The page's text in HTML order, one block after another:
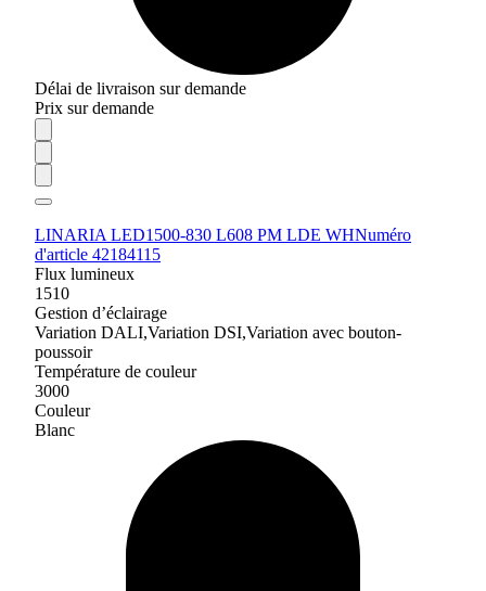
Délai de livraison sur demande
Prix sur demande
LINARIA LED1500-830 L608 PM LDE WHNuméro
d'article 42184115
Flux lumineux
1510
Gestion d’éclairage
Variation DALI,Variation DSI,Variation avec bouton-
poussoir
Température de couleur
3000
Couleur
Blanc